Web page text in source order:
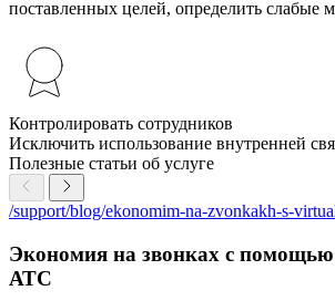
поставленных целей, определить слабые
Контролировать сотрудников
Исключить использование внутренней
Полезные статьи об услуге
/support/blog/ekonomim-na-zvonkakh-s-
Экономия на звонках с помощью
АТС